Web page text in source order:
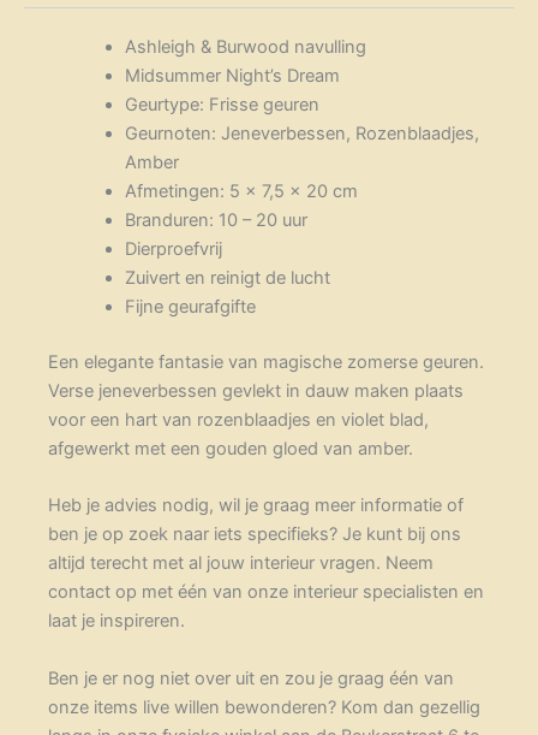
Ashleigh & Burwood navulling
Midsummer Night’s Dream
Geurtype: Frisse geuren
Geurnoten: Jeneverbessen, Rozenblaadjes,
Amber
Afmetingen: 5 x 7,5 x 20 cm
Branduren: 10 – 20 uur
Dierproefvrij
Zuivert en reinigt de lucht
Fijne geurafgifte
Een elegante fantasie van magische zomerse geuren.
Verse jeneverbessen gevlekt in dauw maken plaats
voor een hart van rozenblaadjes en violet blad,
afgewerkt met een gouden gloed van amber.
Heb je advies nodig, wil je graag meer informatie of
ben je op zoek naar iets specifieks? Je kunt bij ons
altijd terecht met al jouw interieur vragen. Neem
contact op met één van onze interieur specialisten en
laat je inspireren.
Ben je er nog niet over uit en zou je graag één van
onze items live willen bewonderen? Kom dan gezellig